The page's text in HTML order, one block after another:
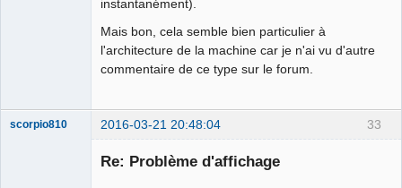
instantanément).
Mais bon, cela semble bien particulier à
l'architecture de la machine car je n'ai vu d'autre
commentaire de ce type sur le forum.
33
scorpio810 2016-03-21 20:48:04
Re: Problème d'affichage